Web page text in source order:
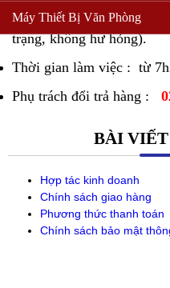
Máy Thiết Bị Văn Phòng
điểm giao hàng (với điều
trạng, không hư hỏng).
Thời gian làm việc : từ
Phụ trách đổi trả hàng :
BÀI
Hợp tác kinh doanh
Chính sách giao hàng
Phương thức thanh toán
Chính sách bảo mật